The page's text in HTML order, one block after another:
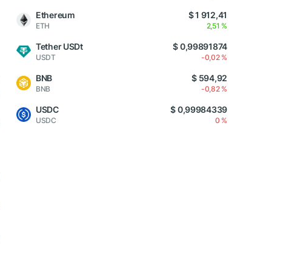
Ethereum
ETH
$ 1 912,41
2,51 %
Tether USDt
USDT
$ 0,99891874
-0,02 %
BNB
BNB
$ 594,92
-0,82 %
USDC
USDC
$ 0,99984339
0 %